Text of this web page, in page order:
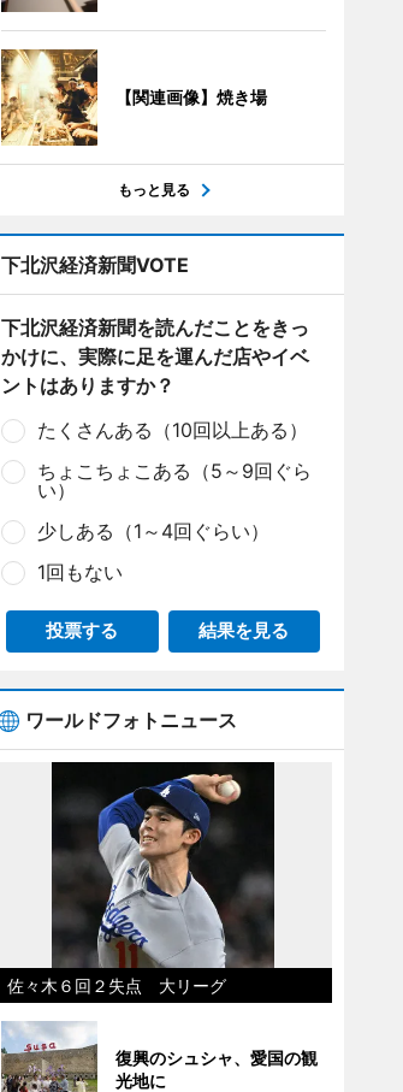
【関連画像】焼き場
もっと見る
下北沢経済新聞VOTE
下北沢経済新聞を読んだことをきっ
かけに、実際に足を運んだ店やイベ
ントはありますか？
たくさんある（10回以上ある）
ちょこちょこある（5～9回ぐら
い）
少しある（1～4回ぐらい）
1回もない
投票する 結果を見る
ワールドフォトニュース
佐々木６回２失点 大リーグ
復興のシュシャ、愛国の観
光地に